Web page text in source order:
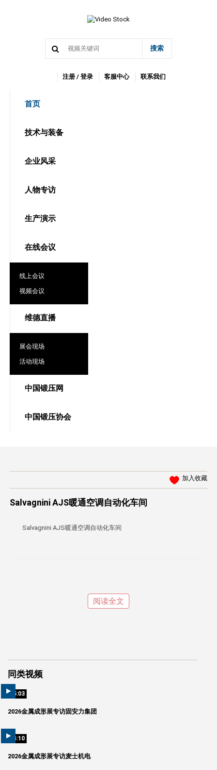
搜索
注册 / 登录 客服中心 联系我们
首页
技术与装备
企业风采
人物专访
生产演示
在线会议
线上会议
视频会议
维德直播
展会现场
活动现场
中国锻压网
中国锻压协会
加入收藏
Salvagnini AJS暖通空调自动化车间
Salvagnini AJS暖通空调自动化车间
阅读全文
同类视频
05:03
2026金属成形展专访固安力集团
04:10
2026金属成形展专访麦士机电